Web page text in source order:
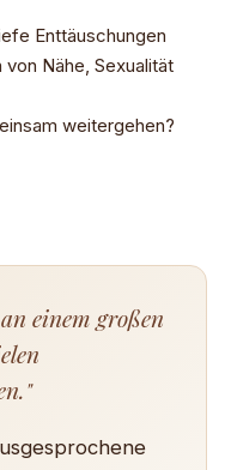
Enttäuschungen
Nähe, Sexualität
weitergehen?
einem großen